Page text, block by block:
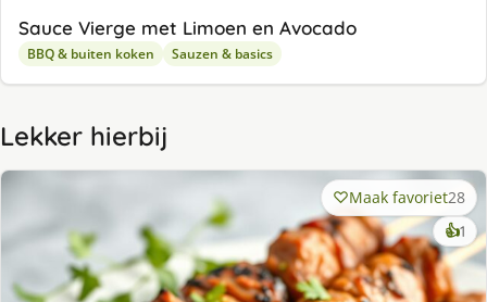
Sauce Vierge met Limoen en Avocado
BBQ & buiten koken Sauzen & basics
Lekker hierbij
Maak favoriet28
👍1